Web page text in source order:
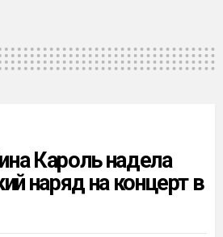
Кароль надела
наряд на концерт в